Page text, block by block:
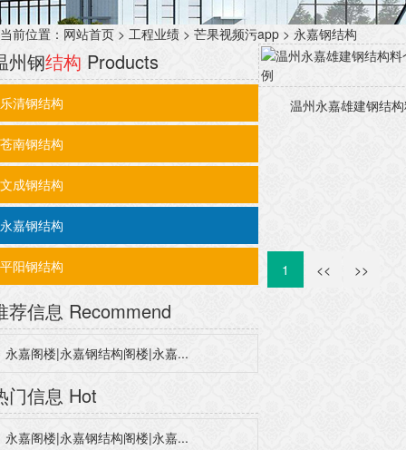
当前位置： 网站首页 > 工程业绩 > 芒果视频污app > 永嘉钢结构
州钢结构 Products
乐清钢结构
苍南钢结构
文成钢结构
永嘉钢结构
平阳钢结构
荐信息 Recommend
永嘉阁楼|永嘉钢结构阁楼|永嘉...
门信息 Hot
永嘉阁楼|永嘉钢结构阁楼|永嘉...
温州永嘉雄建钢结
1 << >>